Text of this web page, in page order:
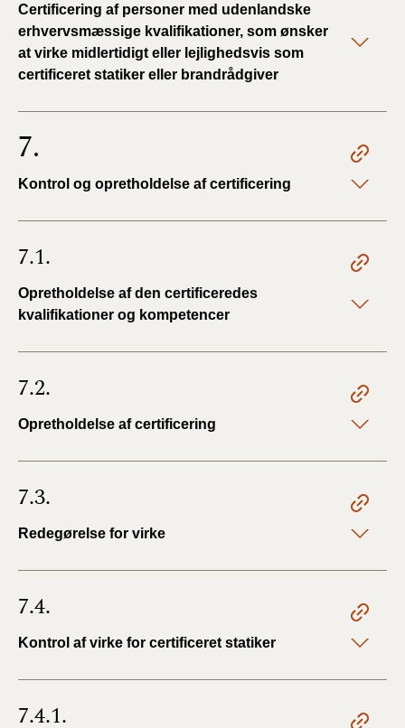
Certificering af personer med udenlandske
erhvervsmæssige kvalifikationer, som ønsker
at virke midlertidigt eller lejlighedsvis som
certificeret statiker eller brandrådgiver
7.
Kontrol og opretholdelse af certificering
7.1.
Opretholdelse af den certificeredes
kvalifikationer og kompetencer
7.2.
Opretholdelse af certificering
7.3.
Redegørelse for virke
7.4.
Kontrol af virke for certificeret statiker
7.4.1.